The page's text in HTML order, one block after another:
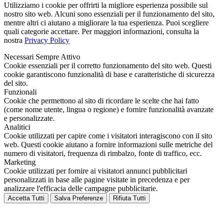
Utilizziamo i cookie per offrirti la migliore esperienza possibile sul
nostro sito web. Alcuni sono essenziali per il funzionamento del sito,
mentre altri ci aiutano a migliorare la tua esperienza. Puoi scegliere
quali categorie accettare. Per maggiori informazioni, consulta la
nostra Privacy Policy
Necessari Sempre Attivo
Cookie essenziali per il corretto funzionamento del sito web. Questi
cookie garantiscono funzionalità di base e caratteristiche di sicurezza
del sito.
Funzionali
Cookie che permettono al sito di ricordare le scelte che hai fatto
(come nome utente, lingua o regione) e fornire funzionalità avanzate
e personalizzate.
Analitici
Cookie utilizzati per capire come i visitatori interagiscono con il sito
web. Questi cookie aiutano a fornire informazioni sulle metriche del
numero di visitatori, frequenza di rimbalzo, fonte di traffico, ecc.
Marketing
Cookie utilizzati per fornire ai visitatori annunci pubblicitari
personalizzati in base alle pagine visitate in precedenza e per
analizzare l'efficacia delle campagne pubblicitarie.
Accetta Tutti Salva Preferenze Rifiuta Tutti